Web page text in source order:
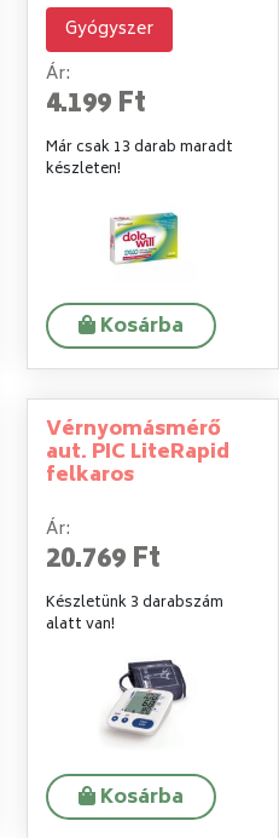
Gyógyszer
Ár:
4.199 Ft
Már csak 13 darab maradt
készleten!
Kosárba
Vérnyomásmérő
aut. PIC LiteRapid
felkaros
Ár:
20.769 Ft
Készletünk 3 darabszám
alatt van!
Kosárba